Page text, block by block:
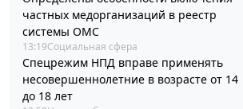
частных медорганизаций в реестр
системы ОМС
13:19Социальная сфера
Спецрежим НПД вправе применять
несовершеннолетние в возрасте от 14
до 18 лет